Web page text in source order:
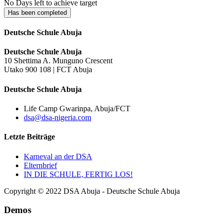
No Days left to achieve target
Has been completed
Deutsche Schule Abuja
Deutsche Schule Abuja
10 Shettima A. Munguno Crescent
Utako 900 108 | FCT Abuja
Deutsche Schule Abuja
Life Camp Gwarinpa, Abuja/FCT
dsa@dsa-nigeria.com
Letzte Beiträge
Karneval an der DSA
Elternbrief
IN DIE SCHULE, FERTIG LOS!
Copyright © 2022 DSA Abuja - Deutsche Schule Abuja
Demos